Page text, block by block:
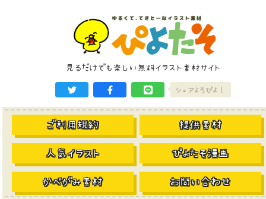
見るだけでも楽しい無料イラスト素材サイト
シェアよろぴよ！
ご利用規約 提供素材
人気イラスト ぴよたそ漫画
かべがみ素材 お問い合わせ